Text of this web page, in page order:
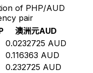
of PHP/AUD
pair
澳洲元AUD
0.0232725 AUD
0.116363 AUD
0.232725 AUD